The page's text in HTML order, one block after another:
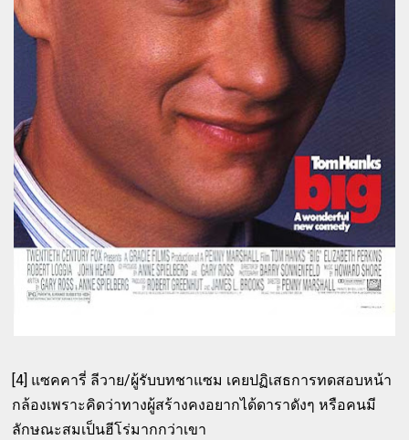
[4] แซคคารี่ ลีวาย/ผู้รับบทชาแซม เคยปฏิเสธการทดสอบหน้า
กล้องเพราะคิดว่าทางผู้สร้างคงอยากได้ดาราดังๆ หรือคนมี
ลักษณะสมเป็นฮีโร่มากกว่าเขา